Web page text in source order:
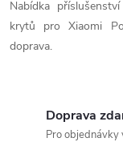
v
l
Nabídka
krytů pro Xiaomi
doprava.
Doprava
Pro objednávky